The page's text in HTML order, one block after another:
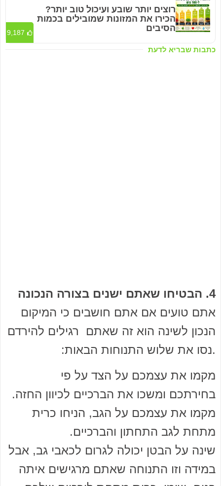
כתבות שבריא לדעת
רוצים יותר שובע ועיכול טוב יותר?
הכירו את המזונות שמובילים בכמות
הסיבים
9,187
4. הבטיחו שאתם ישנים בצורה הנכונה
אתם טועים אם אתם חושבים כי המיקום
הנכון לשינה הוא זה שאתם רגילים להירדם
.נסו את שלוש התנוחות הבאות:
מקמו את עצמכם על הצד על פי
בחירתכם ומשכו את הברכיים לכיוון החזה.
מקמו את עצמכם על הגב, הניחו כרית
מתחת לגב התחתון והברכיים.
שינה על הבטן יכולה לגרום לכאבי גב, אבל
במידה וזו התנוחה שאתם מרגישים איתה